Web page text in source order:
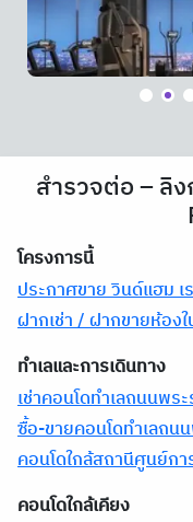
สำรวจต่อ – ลิ
โครงการนี้
ประกาศขาย วินด์แฮม เ
ฝากเช่า / ฝากขายห้อง
ทำเลและการเดินทาง
เช่าคอนโดทำเลถนนพร
ซื้อ-ขายคอนโดทำเลถน
คอนโดใกล้สถานีศูนย์ก
คอนโดใกล้เคียง